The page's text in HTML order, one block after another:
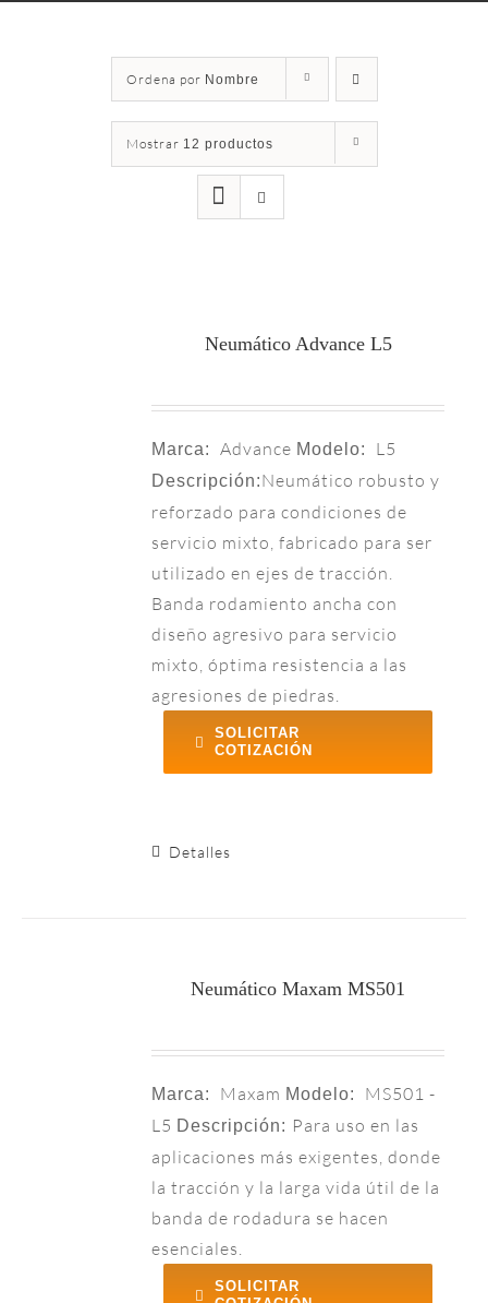
Ordena por Nombre
Mostrar 12 productos
Neumático Advance L5
Marca: Advance Modelo: L5
Descripción:Neumático robusto y
reforzado para condiciones de
servicio mixto, fabricado para ser
utilizado en ejes de tracción.
Banda rodamiento ancha con
diseño agresivo para servicio
mixto, óptima resistencia a las
agresiones de piedras.
SOLICITAR
COTIZACIÓN
Detalles
Neumático Maxam MS501
Marca: Maxam Modelo:
MS501 -
L5 Descripción: Para uso en las
aplicaciones más exigentes, donde
la tracción y la larga vida útil de la
banda de rodadura se hacen
esenciales.
SOLICITAR